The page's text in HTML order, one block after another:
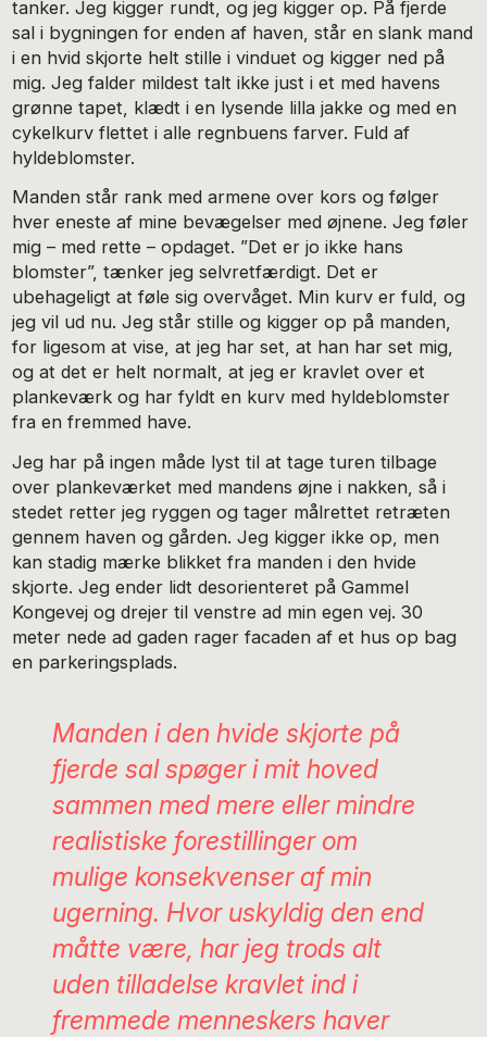
tanker. Jeg kigger rundt, og jeg kigger op. På fjerde
sal i bygningen for enden af haven, står en slank mand
i en hvid skjorte helt stille i vinduet og kigger ned på
mig. Jeg falder mildest talt ikke just i et med havens
grønne tapet, klædt i en lysende lilla jakke og med en
cykelkurv flettet i alle regnbuens farver. Fuld af
hyldeblomster.
Manden står rank med armene over kors og følger
hver eneste af mine bevægelser med øjnene. Jeg føler
mig – med rette – opdaget. ”Det er jo ikke hans
blomster”, tænker jeg selvretfærdigt. Det er
ubehageligt at føle sig overvåget. Min kurv er fuld, og
jeg vil ud nu. Jeg står stille og kigger op på manden,
for ligesom at vise, at jeg har set, at han har set mig,
og at det er helt normalt, at jeg er kravlet over et
plankeværk og har fyldt en kurv med hyldeblomster
fra en fremmed have.
Jeg har på ingen måde lyst til at tage turen tilbage
over plankeværket med mandens øjne i nakken, så i
stedet retter jeg ryggen og tager målrettet retræten
gennem haven og gården. Jeg kigger ikke op, men
kan stadig mærke blikket fra manden i den hvide
skjorte. Jeg ender lidt desorienteret på Gammel
Kongevej og drejer til venstre ad min egen vej. 30
meter nede ad gaden rager facaden af et hus op bag
en parkeringsplads.
Manden i den hvide skjorte på
fjerde sal spøger i mit hoved
sammen med mere eller mindre
realistiske forestillinger om
mulige konsekvenser af min
ugerning. Hvor uskyldig den end
måtte være, har jeg trods alt
uden tilladelse kravlet ind i
fremmede menneskers haver